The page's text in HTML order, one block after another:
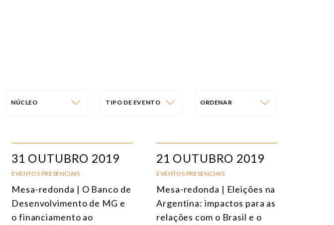
NÚCLEO
ÁSIA
TIPO DE EVENTO
CONFERÊNCIAS
ORDENAR
TEMA
31 OUTUBRO 2019
EVENTOS PRESENCIAIS
Mesa-redonda | O Banco de
Desenvolvimento de MG e
o financiamento ao
21 OUTUBRO 2019
EVENTOS PRESENCIAIS
Mesa-redonda | Eleições na
Argentina: impactos para as
relações com o Brasil e o